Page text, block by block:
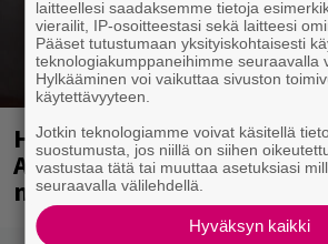
Huomenna se ilmestyy –
A.W. Yrjänän
mammuttimainen
laitteellesi saadaksemme tietoja
vierailit, IP-osoitteestasi sekä laitteesi
Pääset tutustumaan yksityiskohtaisesti
teknologiakumppaneihimme seuraavalla
Hylkääminen voi vaikuttaa sivuston
käytettävyyteen.
Jotkin teknologiamme voivat käsitellä
suostumusta, jos niillä on siihen
vastustaa tätä tai muuttaa asetuksiasi
seuraavalla välilehdellä.
Hyväksyn kaikki